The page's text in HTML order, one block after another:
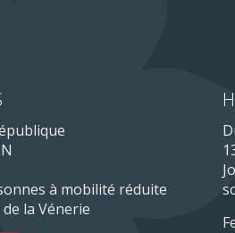
à mobilité réduite
de la Vénerie